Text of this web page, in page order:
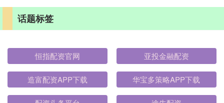
话题标签
恒指配资官网 亚投金融配资
造富配资APP下载 华宝多策略APP下载